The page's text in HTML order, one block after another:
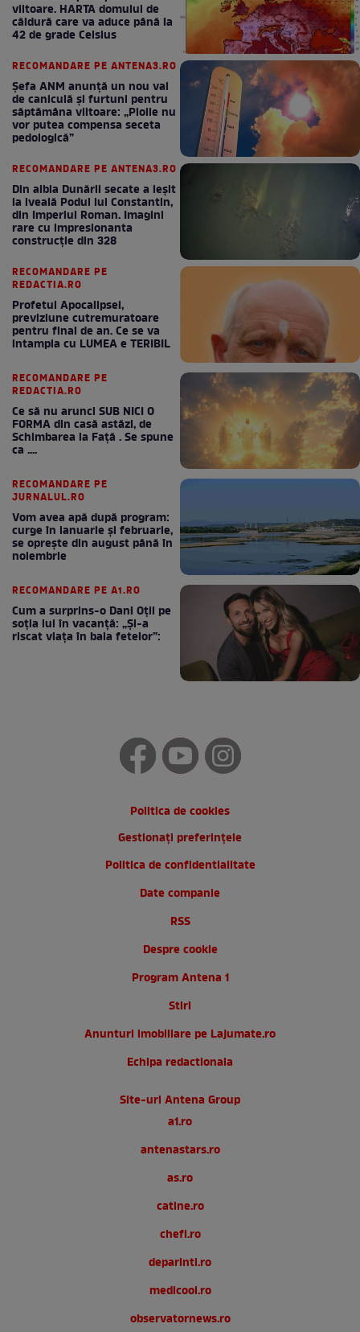
viitoare. HARTA domului de
căldură care va aduce până la
42 de grade Celsius
RECOMANDARE PE ANTENA3.RO
Șefa ANM anunță un nou val
de caniculă și furtuni pentru
săptămâna viitoare: „Ploile nu
vor putea compensa seceta
pedologică”
RECOMANDARE PE ANTENA3.RO
Din albia Dunării secate a ieșit
la iveală Podul lui Constantin,
din Imperiul Roman. Imagini
rare cu impresionanta
construcție din 328
RECOMANDARE PE
REDACTIA.RO
Profetul Apocalipsei,
previziune cutremuratoare
pentru final de an. Ce se va
intampla cu LUMEA e TERIBIL
RECOMANDARE PE
REDACTIA.RO
Ce să nu arunci SUB NICI O
FORMA din casă astăzi, de
Schimbarea la Față . Se spune
ca ....
RECOMANDARE PE
JURNALUL.RO
Vom avea apă după program:
curge în ianuarie și februarie,
se oprește din august până în
noiembrie
RECOMANDARE PE A1.RO
Cum a surprins-o Dani Oțil pe
soția lui în vacanță: „Și-a
riscat viața în baia fetelor”:
Politica de cookies
Gestionați preferințele
Politica de confidentialitate
Date companie
RSS
Despre cookie
Program Antena 1
Stiri
Anunturi imobiliare pe Lajumate.ro
Echipa redactionala
Site-uri Antena Group
a1.ro
antenastars.ro
as.ro
catine.ro
chefi.ro
deparinti.ro
medicool.ro
observatornews.ro